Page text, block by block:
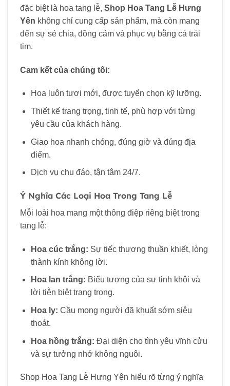
đặc biệt là hoa tang lễ, Shop Hoa Tang Lễ Hưng
Yên không chỉ cung cấp sản phẩm, mà còn mang
đến sự sẻ chia, đồng cảm và phục vụ bằng cả trái
tim.
Cam kết của chúng tôi:
Hoa luôn tươi mới, được tuyển chọn kỹ lưỡng.
Thiết kế trang trọng, tinh tế, phù hợp với từng
yêu cầu của khách hàng.
Giao hoa nhanh chóng, đúng giờ và đúng địa
điểm.
Dịch vụ chu đáo, tận tâm 24/7.
Ý Nghĩa Các Loại Hoa Trong Tang Lễ
Mỗi loài hoa mang một thông điệp riêng biệt trong
tang lễ:
Hoa cúc trắng: Sự tiếc thương thuần khiết, lòng
thành kính không lời.
Hoa lan trắng: Biểu tượng của sự tinh khôi và
lời tiễn biệt trang trọng.
Hoa ly: Cầu mong người đã khuất sớm siêu
thoát.
Hoa hồng trắng: Đại diện cho tình yêu vĩnh cửu
và sự tưởng nhớ không nguôi.
Shop Hoa Tang Lễ Hưng Yên hiểu rõ từng ý nghĩa